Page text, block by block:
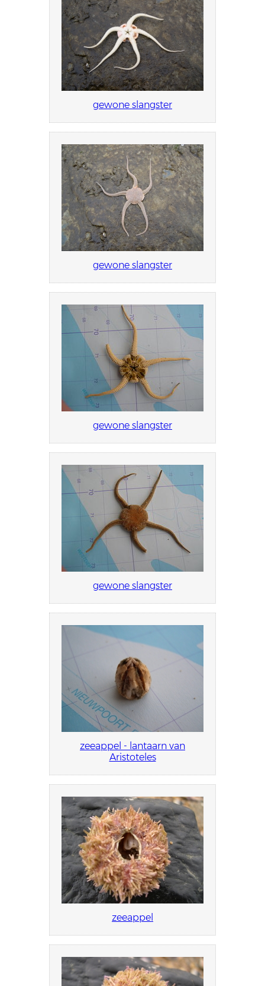
gewone slangster
gewone slangster
gewone slangster
gewone slangster
zeeappel - lantaarn van
Aristoteles
zeeappel